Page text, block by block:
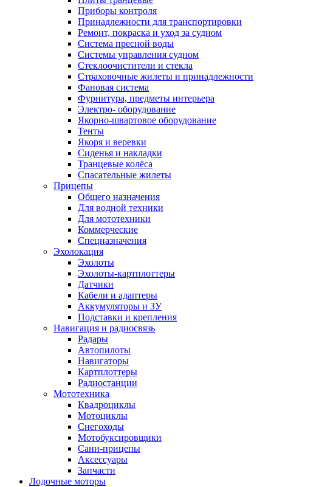
Приборы контроля
Принадлежности для транспортировки
Ремонт, покраска и уход за судном
Система пресной воды
Системы управления судном
Стеклоочистители и стекла
Страховочные жилеты и принадлежности
Фановая система
Фурнитура, предметы интерьера
Электро- оборудование
Якорно-швартовое оборудование
Тенты
Якоря и веревки
Сиденья и накладки
Транцевые колёса
Спасательные жилеты
Прицепы
Общего назначения
Для водной техники
Для мототехники
Коммерческие
Спецназначения
Эхолокация
Эхолоты
Эхолоты-картплоттеры
Датчики
Кабели и адаптеры
Аккумуляторы и ЗУ
Подставки и крепления
Навигация и радиосвязь
Радары
Автопилоты
Навигаторы
Картплоттеры
Радиостанции
Мототехника
Квадроциклы
Мотоциклы
Снегоходы
Мотобуксировщики
Сани-прицепы
Аксессуары
Запчасти
Лодочные моторы